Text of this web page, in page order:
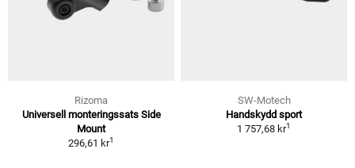
Rizoma
Universell monteringssats Side
Mount
296,61 kr1
SW-Motech
Handskydd sport
1 757,68 kr1